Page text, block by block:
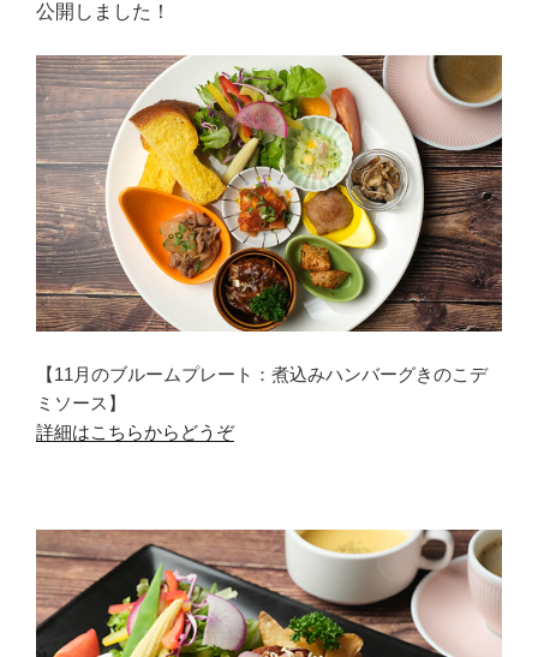
公開しました！
【11月のブルームプレート：煮込みハンバーグきのこデ
ミソース】
詳細はこちらからどうぞ